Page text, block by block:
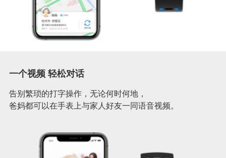
一个视频 轻松对话
告别繁琐的打字操作，无论何时何地，
爸妈都可以在手表上与家人好友一同语音视频。